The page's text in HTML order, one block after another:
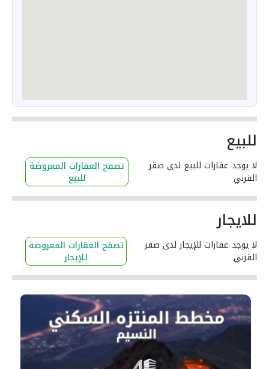
للبيع
لا يوجد عقارات للبيع لدى صقر
القرني
تصفح العقارات المعروضة
للبيع
للايجار
لا يوجد عقارات للإيجار لدى صقر
القرني
تصفح العقارات المعروضة
للإيجار